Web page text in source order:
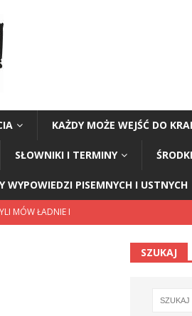
KAŻDY MOŻE WEJŚĆ DO
SŁOWNIKI I TERMINY
WYPOWIEDZI PISEMNYCH I USTNYCH
MÓW ŁADNIE I
SZUKAJ